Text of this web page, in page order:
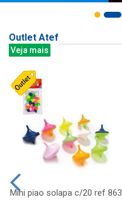
Outlet Atef
Veja mais
Mini piao solapa c/20 ref 863